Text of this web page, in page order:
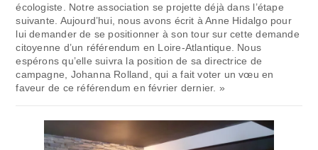
écologiste. Notre association se projette déjà dans l’étape
suivante. Aujourd’hui, nous avons écrit à Anne Hidalgo pour
lui demander de se positionner à son tour sur cette demande
citoyenne d’un référendum en Loire-Atlantique. Nous
espérons qu’elle suivra la position de sa directrice de
campagne, Johanna Rolland, qui a fait voter un vœu en
faveur de ce référendum en février dernier. »